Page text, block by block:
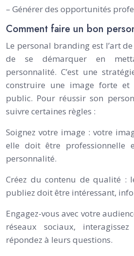
– Générer des opportunités
Comment faire un bon
Le personal branding est l’art
de se démarquer en
personnalité. C’est une
construire une image forte et
public. Pour réussir son
suivre certaines règles :
Soignez votre image : votre
elle doit être professionnelle
personnalité.
Créez du contenu de qualité :
publiez doit être intéressant,
Engagez-vous avec votre
réseaux sociaux,
répondez à leurs questions.